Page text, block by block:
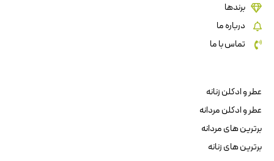
برندها
درباره ما
تماس با ما
عطر و ادکلن زنانه
عطر و ادکلن مردانه
برترین های مردانه
برترین های زنانه